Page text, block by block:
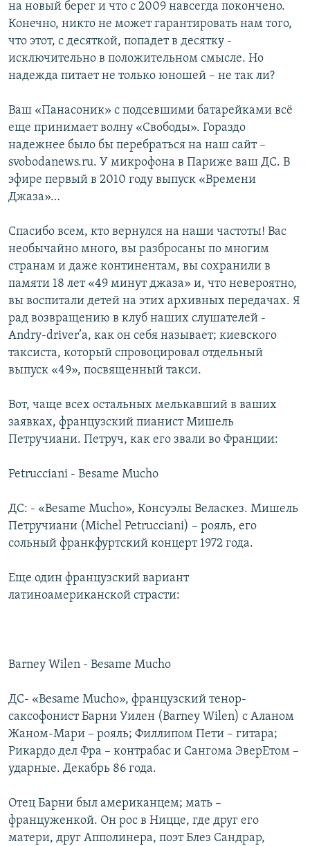
Все сайты РСЕ/РС
на новый берег и что с 2009 навсегда покончено.
Конечно, никто не может гарантировать нам того,
что этот, с десяткой, попадет в десятку -
исключительно в положительном смысле. Но
надежда питает не только юношей – не так ли?
Ваш «Панасоник» с подсевшими батарейками всё
еще принимает волну «Свободы». Гораздо
надежнее было бы перебраться на наш сайт –
svobodanews.ru. У микрофона в Париже ваш ДС. В
эфире первый в 2010 году выпуск «Времени
Джаза»…
Спасибо всем, кто вернулся на наши частоты! Вас
необычайно много, вы разбросаны по многим
странам и даже континентам, вы сохранили в
памяти 18 лет «49 минут джаза» и, что невероятно,
вы воспитали детей на этих архивных передачах. Я
рад возвращению в клуб наших слушателей -
Аndry-driver’а, как он себя называет; киевского
таксиста, который спровоцировал отдельный
выпуск «49», посвященный такси.
Вот, чаще всех остальных мелькавший в ваших
заявках, французский пианист Мишель
Петручиани. Петруч, как его звали во Франции:
Petrucciani - Besame Mucho
ДС: - «Besame Mucho», Консуэлы Веласкез. Мишель
Петручиани (Michel Petrucciani) – рояль, его
сольный франкфуртский концерт 1972 года.
Еще один французский вариант
латиноамериканской страсти:
Barney Wilen - Besame Mucho
ДС- «Besame Mucho», французский тенор-
саксофонист Барни Уилен (Barney Wilen) с Аланом
Жаном-Мари – рояль; Филлипом Пети – гитара;
Рикардо дел Фра – контрабас и Сангома ЭверЕтом –
ударные. Декабрь 86 года.
Отец Барни был американцем; мать –
француженкой. Он рос в Ницце, где друг его
матери, друг Апполинера, поэт Блез Сандрар,